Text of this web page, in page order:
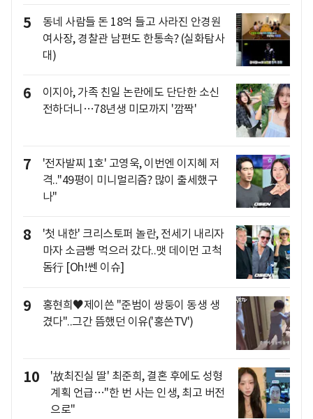
5
동네 사람들 돈 18억 들고 사라진 안경원
여사장, 경찰관 남편도 한통속? (실화탐사
대)
6
이지아, 가족 친일 논란에도 단단한 소신
전하더니…78년생 미모까지 '깜짝'
7
'전자발찌 1호' 고영욱, 이번엔 이지혜 저
격.."49평이 미니멀리즘? 많이 출세했구
나"
8
'첫 내한' 크리스토퍼 놀란, 전세기 내리자
마자 소금빵 먹으러 갔다..맷 데이먼 고척
돔行 [Oh!쎈 이슈]
9
홍현희♥제이쓴 "준범이 쌍둥이 동생 생
겼다"..그간 뜸했던 이유('홍쓴TV')
10
'故최진실 딸' 최준희, 결혼 후에도 성형
계획 언급…"한 번 사는 인생, 최고 버전
으로"